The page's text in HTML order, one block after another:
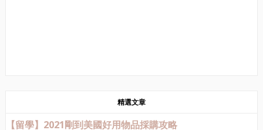
精選文章
【留學】2021剛到美國好用物品採購攻略